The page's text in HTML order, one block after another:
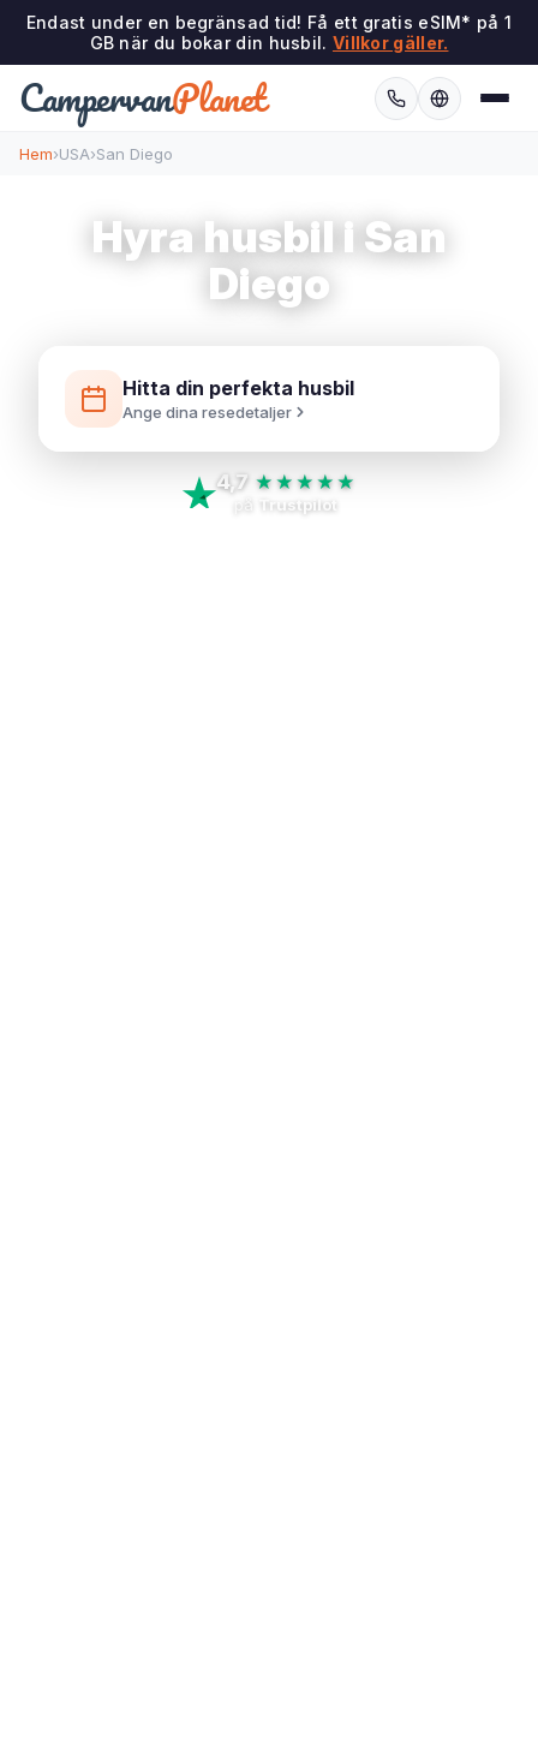
Endast under en begränsad tid! Få ett gratis eSIM* på 1
GB när du bokar din husbil. Villkor gäller.
CampervanPlanet
Hem›USA›San Diego
Hyra husbil i San
Diego
Hitta din perfekta husbil
Ange dina resedetaljer
4,7 ★★★★★
på Trustpilot